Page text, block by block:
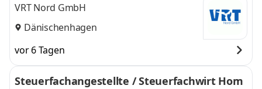
VRT Nord GmbH
Dänischenhagen
vor 6 Tagen
Steuerfachangestellte / Steuerfachwirt Hom